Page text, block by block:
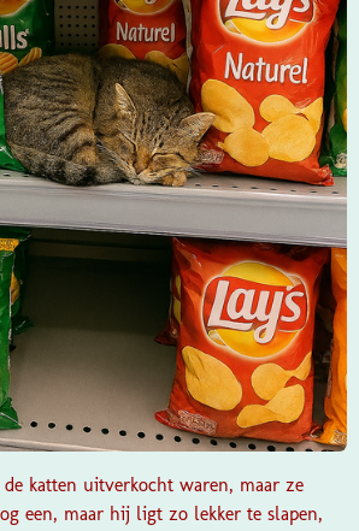
de katten uitverkocht waren, maar ze
een, maar hij ligt zo lekker te slapen,